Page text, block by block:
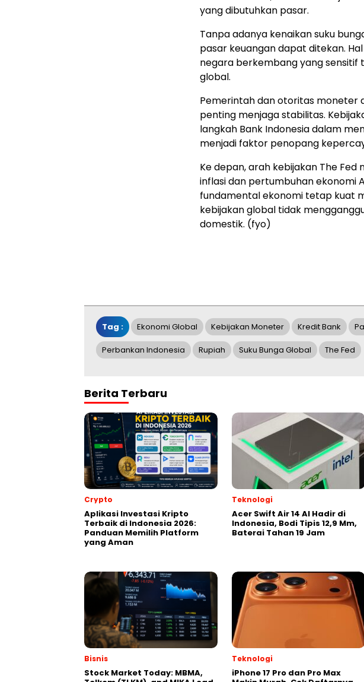
yang dibutuhkan pasar.
Tanpa adanya kenaikan suku
pasar keuangan dapat ditekan.
negara berkembang yang
global.
Pemerintah dan otoritas moneter
penting menjaga stabilitas.
langkah Bank Indonesia dalam
menjadi faktor penopang
Ke depan, arah kebijakan The
inflasi dan pertumbuhan ekonomi
fundamental ekonomi tetap kuat
kebijakan global tidak
domestik. (fyo)
Tag : Ekonomi Global Kebijakan Moneter Kredit Bank
Perbankan Indonesia Rupiah Suku Bunga Global The Fed
Berita Terbaru
Crypto
Aplikasi Investasi Kripto
Terbaik di Indonesia 2026:
Panduan Memilih Platform
yang Aman
Teknologi
Acer Swift Air 14 AI Hadir di
Indonesia, Bodi Tipis 12,9 Mm,
Baterai Tahan 19 Jam
Bisnis
Stock Market Today: MBMA,
Teknologi
iPhone 17 Pro dan Pro Max